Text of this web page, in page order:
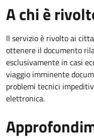
A chi è
Il servizio è rivolto ai
ottenere il documento
esclusivamente in casi
viaggio imminente
problemi tecnici
elettronica.